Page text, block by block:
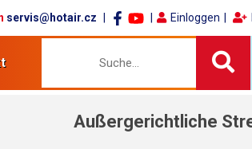
servis@hotair.cz Einloggen
Außergerichtliche